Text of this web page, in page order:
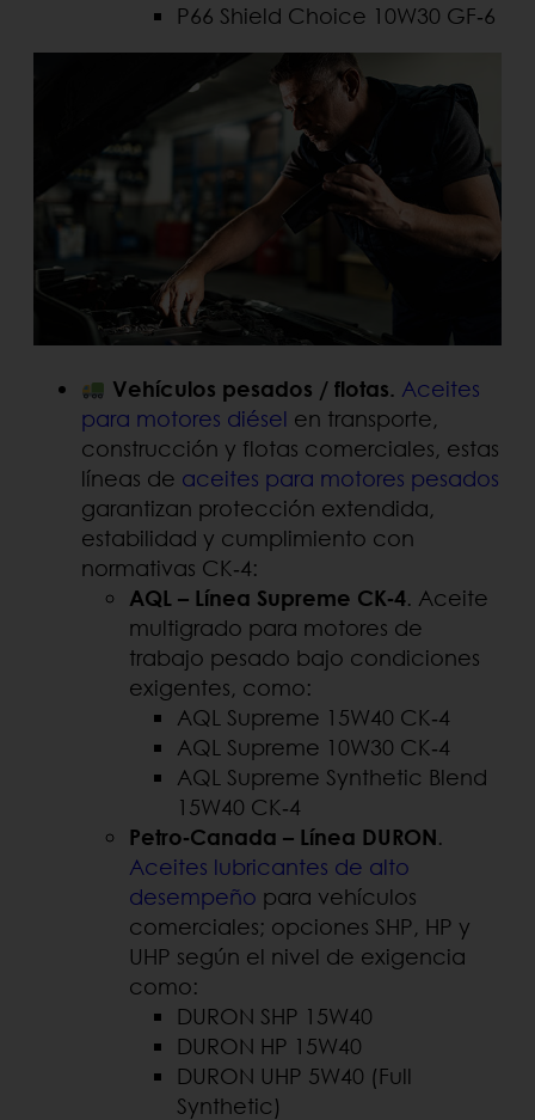
P66 Shield Choice 10W30 GF‑6
Vehículos pesados / flotas. Aceites
para motores diésel en transporte,
construcción y flotas comerciales, estas
líneas de aceites para motores pesados
garantizan protección extendida,
estabilidad y cumplimiento con
normativas CK‑4:
AQL – Línea Supreme CK‑4. Aceite
multigrado para motores de
trabajo pesado bajo condiciones
exigentes, como:
AQL Supreme 15W40 CK‑4
AQL Supreme 10W30 CK‑4
AQL Supreme Synthetic Blend
15W40 CK‑4
Petro‑Canada – Línea DURON.
Aceites lubricantes de alto
desempeño para vehículos
comerciales; opciones SHP, HP y
UHP según el nivel de exigencia
como:
DURON SHP 15W40
DURON HP 15W40
DURON UHP 5W40 (Full
Synthetic)